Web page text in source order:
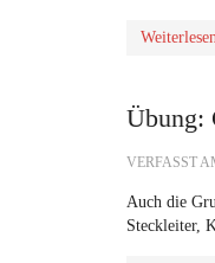
Übung:
VERFASST
Auch die
Steckleiter,